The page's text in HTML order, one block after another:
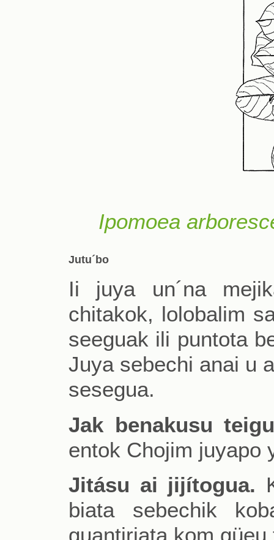
Ipomoea
Jutu´bo
Ii juya un´na
chitakok, lolobalim
seeguak ili puntota
Juya sebechi anai u
sesegua.
Jak benakusu
entok Chojim juyapo
Jitásu ai jijítogua.
biata sebechik